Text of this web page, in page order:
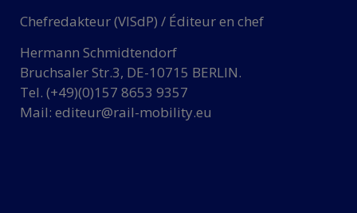
Chefredakteur (VISdP) / Éditeur en chef
Hermann Schmidtendorf
Bruchsaler Str.3, DE-10715 BERLIN.
Tel. (+49)(0)157 8653 9357
Mail: editeur@rail-mobility.eu